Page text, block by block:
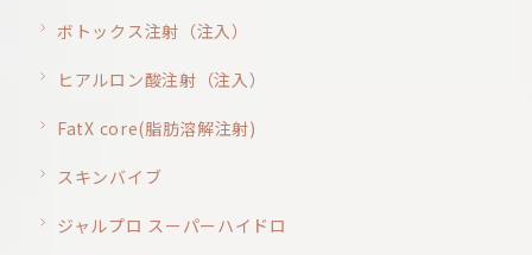
ボトックス注射（注入）
ヒアルロン酸注射（注入）
FatX core(脂肪溶解注射)
スキンバイブ
ジャルプロ スーパーハイドロ